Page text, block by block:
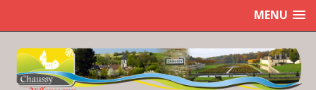
MENU